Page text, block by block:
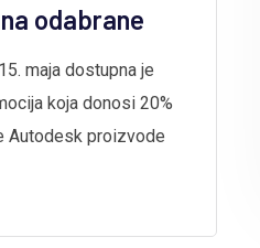
odabrane
maja dostupna je
koja donosi 20%
Autodesk proizvode